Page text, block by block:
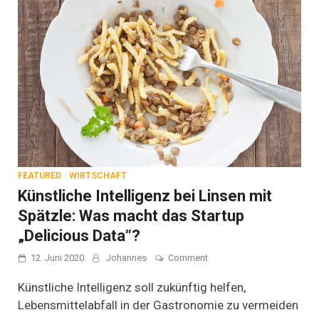
FEATURED / WIRTSCHAFT
Künstliche Intelligenz bei Linsen mit
Spätzle: Was macht das Startup
„Delicious Data“?
12. Juni 2020 Johannes Commenton
Intelligenz
Linsen
Künstliche Intelligenz soll zukünftig helfen,
Lebensmittelabfall in der Gastronomie zu vermeiden